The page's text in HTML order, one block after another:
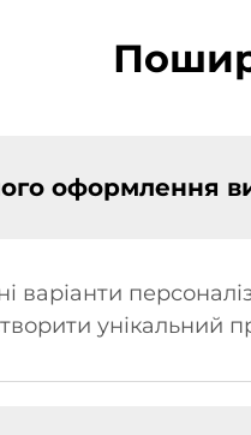
оформлення
варіанти
унікальний